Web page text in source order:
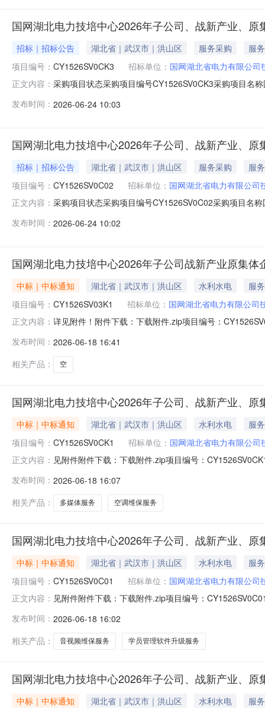
国网湖北电力技培中心2026年子公司、战新产业、
招标｜招标公告 湖北省｜武汉市｜洪山区 服务采购
服务
项目编号： CY1526SV0CK3 招标单位： 国网湖北省电力有限公司
正文内容： 采购项目状态采购项目编号CY1526SV0CK3采购项目名
湖北省武汉市武昌区才林街7号采购人邮编430071联系
发布时间： 2026-06-24 10:03
国网湖北电力技培中心2026年子公司、战新产业、
招标｜招标公告 湖北省｜武汉市｜洪山区 服务采购
服务
项目编号： CY1526SV0C02 招标单位： 国网湖北省电力有限公司
正文内容： 采购项目状态采购项目编号CY1526SV0C02采购项目名
湖北省武汉市武昌区才林街7号采购人邮编430071联系
发布时间： 2026-06-24 10:02
国网湖北电力技培中心2026年子公司战新产业原集
中标｜中标通知 湖北省｜武汉市｜洪山区 水利水电
服务
项目编号： CY1526SV03K1 招标单位： 国网湖北省电力有限公司
正文内容： 详见附件！附件下载：下载附件.zip项目编号：
发布时间： 2026-06-18 16:41
相关产品：
空
国网湖北电力技培中心2026年子公司、战新产业、
中标｜中标通知 湖北省｜武汉市｜洪山区 水利水电
服务
项目编号： CY1526SV0CK1 招标单位： 国网湖北省电力有限公司
正文内容： 见附件附件下载：下载附件.zip项目编号：
发布时间： 2026-06-18 16:07
相关产品：
多媒体服务 空调维保服务
国网湖北电力技培中心2026年子公司、战新产业、
中标｜中标通知 湖北省｜武汉市｜洪山区 水利水电
服务
项目编号： CY1526SV0C01 招标单位： 国网湖北省电力有限公司
正文内容： 见附件附件下载：下载附件.zip项目编号：
发布时间： 2026-06-18 16:02
相关产品：
音视频维保服务 学员管理软件升级服务
国网湖北电力技培中心2026年子公司、战新产业、
中标｜中标通知 湖北省｜武汉市｜洪山区 水利水电
服务